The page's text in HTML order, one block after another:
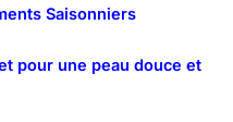
Saisonniers
pour une peau douce et